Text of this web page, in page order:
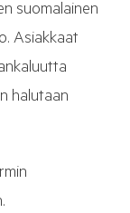
suomalainen
Asiakkaat
halutaan